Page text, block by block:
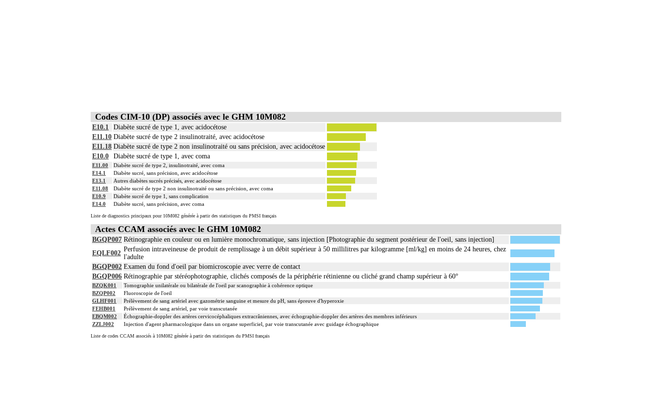
Codes CIM-10 (DP) associés avec le GHM 10M082
E10.1
Diabète sucré de type 1, avec acidocétose
E11.10 Diabète sucré de type 2 insulinotraité, avec acidocétose
E11.18 Diabète sucré de type 2 non insulinotraité ou sans précision, avec acidocétose
E10.0
Diabète sucré de type 1, avec coma
E11.00
Diabète sucré de type 2, insulinotraité, avec coma
E14.1
Diabète sucré, sans précision, avec acidocétose
E13.1
Autres diabètes sucrés précisés, avec acidocétose
E11.08
Diabète sucré de type 2 non insulinotraité ou sans précision, avec coma
E10.9
Diabète sucré de type 1, sans complication
E14.0
Diabète sucré, sans précision, avec coma
Liste de diagnostics principaux pour 10M082 générée à partir des statistiques du PMSI français
Actes CCAM associés avec le GHM 10M082
BGQP007 Rétinographie en couleur ou en lumière monochromatique, sans injection [Photographie du segment postérieur de l'oeil, sans injection]
EQLF002
Perfusion intraveineuse de produit de remplissage à un débit supérieur à 50 millilitres par kilogramme [ml/kg] en moins de 24 heures, chez
l'adulte
BGQP002 Examen du fond d'oeil par biomicroscopie avec verre de contact
BGQP006 Rétinographie par stéréophotographie, clichés composés de la périphérie rétinienne ou cliché grand champ supérieur à 60°
BZQK001
Tomographie unilatérale ou bilatérale de l'oeil par scanographie à cohérence optique
BZQP002
Fluoroscopie de l'oeil
GLHF001
Prélèvement de sang artériel avec gazométrie sanguine et mesure du pH, sans épreuve d'hyperoxie
FEHB001
Prélèvement de sang artériel, par voie transcutanée
EBQM002
Échographie-doppler des artères cervicocéphaliques extracrâniennes, avec échographie-doppler des artères des membres inférieurs
ZZLJ002
Injection d'agent pharmacologique dans un organe superficiel, par voie transcutanée avec guidage échographique
Liste de codes CCAM associés à 10M082 générée à partir des statistiques du PMSI français